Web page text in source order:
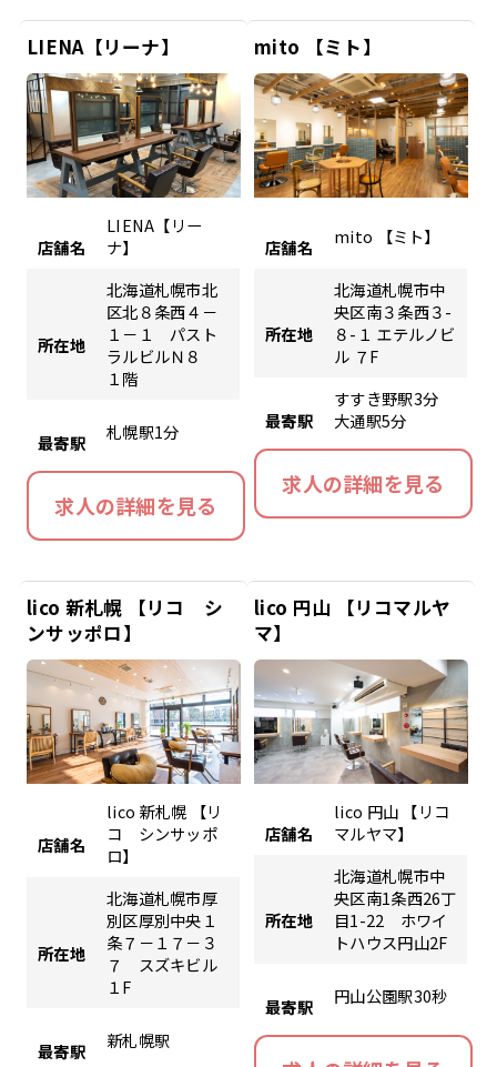
LIENA【リーナ】
店舗名
LIENA【リー
ナ】
所在地
北海道札幌市北
区北８条西４－
１－１ パスト
ラルビルＮ８
１階
最寄駅 札幌駅1分
求人の詳細を見る
mito 【ミト】
店舗名 mito 【ミト】
所在地
北海道札幌市中
央区南３条西３-
８-１ エテルノビ
ル ７F
最寄駅
すすき野駅3分
大通駅5分
求人の詳細を見る
lico 新札幌 【リコ シ
ンサッポロ】
店舗名
lico 新札幌 【リ
コ シンサッポ
ロ】
所在地
北海道札幌市厚
別区厚別中央１
条７－１７－３
７ スズキビル
１F
最寄駅 新札幌駅
lico 円山 【リコマルヤ
マ】
店舗名
lico 円山 【リコ
マルヤマ】
所在地
北海道札幌市中
央区南1条西26丁
目1-22 ホワイ
トハウス円山2F
最寄駅 円山公園駅30秒